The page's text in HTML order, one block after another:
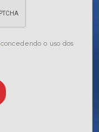
concedendo o uso dos